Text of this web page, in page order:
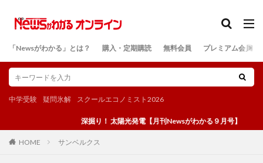
「Newsがわかる」とは？ 購入・定期購読 無料会員 プレミアム会員
中学受験 疑問氷解 スクールエコノミスト2026
深掘り！ 太陽光発電【月刊Newsがわかる９月号】
HOME サンベルクス
検索